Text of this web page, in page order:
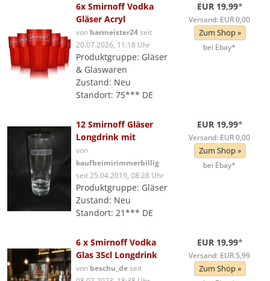
6x Smirnoff Vodka
Gläser Acryl
von barmeister24seit
20.07.2026, 11:18 Uhr
Produktgruppe: Gläser
& Glaswaren
Zustand: Neu
Standort: 75*** DE
EUR 19,99*
Versand: EUR 0,00
Zum Shop »
bei Ebay*
12 Smirnoff Gläser
Longdrink mit
von
kaufbeimirimmerbillig
seit 25.04.2019, 08:28 Uhr
Produktgruppe: Gläser
Zustand: Neu
Standort: 21*** DE
EUR 19,99*
Versand: EUR 0,00
Zum Shop »
bei Ebay*
6 x Smirnoff Vodka
Glas 35cl Longdrink
von beschu_deseit
EUR 19,99*
Versand: EUR 5,99
Zum Shop »